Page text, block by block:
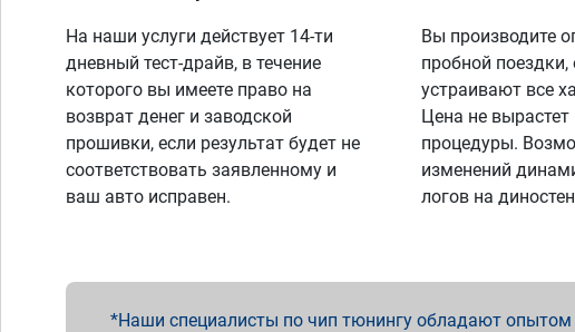
На наши услуги действует 14-ти
дневный тест-драйв, в течение
которого вы имеете право на
возврат денег и заводской
прошивки, если результат будет не
соответствовать заявленному и
ваш авто исправен.
Вы производите
пробной поездки,
устраивают все
Цена не вырастет
процедуры.
изменений
логов на
Наши специалисты по чип тюнингу обладают